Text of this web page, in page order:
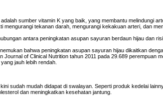
sumber vitamin K yang baik, yang membantu melindungi
mengurangi tekanan darah, mengurangi kekakuan arteri, dan
antara peningkatan asupan sayuran berdaun hijau dan
bahwa peningkatan asupan sayuran hijau dikaitkan
Journal of Clinical Nutrition tahun 2011 pada 29.689 perempuan
jauh lebih rendah.
sudah mudah didapat di swalayan. Seperti produk kedelai
dan meningkatkan kesehatan jantung.